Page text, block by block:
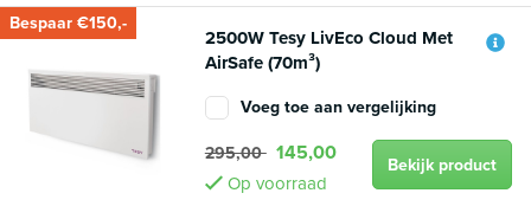
Bespaar €150,-
2500W Tesy LivEco Cloud Met
AirSafe (70m³)
Voeg toe aan vergelijking
295,00 145,00
Op voorraad
Bekijk product